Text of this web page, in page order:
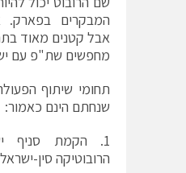
המבקרים בפארק.
אבל קטנים מאוד
מחפשים שת"פ עם
תחומי שיתוף
שנחתם הינם כאמור:
הקמת סניף
הרובוטיקה סין-